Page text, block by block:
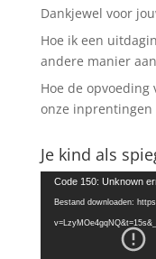
Dankjewel voor
Hoe ik een
andere manier
Hoe de
onze inprentingen
Je kind als
Videospeler
Code 150: Unknown
Bestand downloaden: